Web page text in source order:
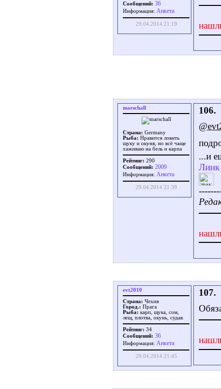
Сообщений: 36
Информация: Aнкета
29.04.2014 21:19
marschall
Страна: Germany
Рыба: Нравится ловить
щуку и окуня, но всё чаще
хаживаю на бель и карпа
Рейтинг: 290
Сообщений: 2009
Информация: Aнкета
29.04.2014 21:39
106.
...и
Линк
evt2010
Страна: Чехия
Город.: Прага
Рыба: карп, щука, сом,
лещ, плотва, окунь, судак
Рейтинг: 34
Сообщений: 36
Информация: Aнкета
29.04.2014 21:45
107.